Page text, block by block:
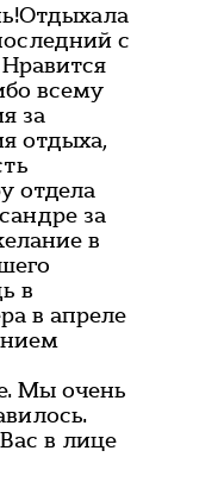
с
Нравится
всему
за
отдыха,
отдела
за
в
в
в апреле
Мы очень
в лице